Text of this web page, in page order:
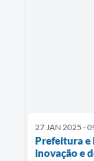
27 JAN 2025 -
Prefeitura e
inovação e